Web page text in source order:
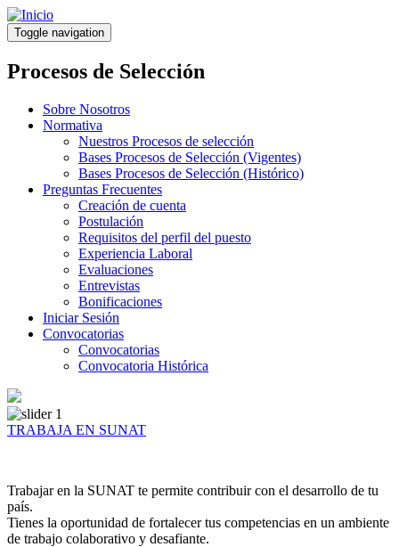
Pasar
al
contenido
principal
Toggle navigation
Procesos de Selección
Sobre Nosotros
Normativa
Nuestros Procesos de selección
Bases Procesos de Selección (Vigentes)
Bases Procesos de Selección (Histórico)
Preguntas Frecuentes
Creación de cuenta
Postulación
Requisitos del perfil del puesto
Experiencia Laboral
Evaluaciones
Entrevistas
Bonificaciones
Iniciar Sesión
Convocatorias
Convocatorias
Convocatoria Histórica
TRABAJA EN SUNAT
Trabajar en la SUNAT te permite contribuir con el desarrollo de tu
país.
Tienes la oportunidad de fortalecer tus competencias en un ambiente
de trabajo colaborativo y desafiante.